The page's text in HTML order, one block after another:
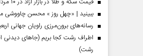
ببینید | «چهل روز » محسن چاووشی
رسانه‌های برون‌مرزی راویان جهانی
اطراف رشت کجا بریم (جاهای دیدنی
رشت)